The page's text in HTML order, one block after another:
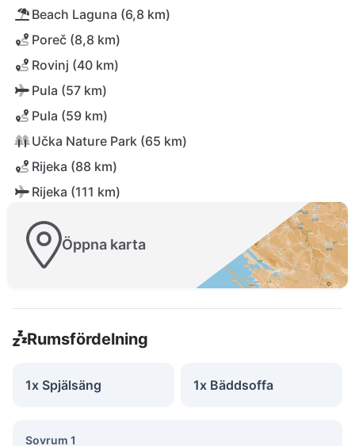
Beach Laguna (6,8 km)
Poreč (8,8 km)
Rovinj (40 km)
Pula (57 km)
Pula (59 km)
Učka Nature Park (65 km)
Rijeka (88 km)
Rijeka (111 km)
Öppna karta
Rumsfördelning
1x Spjälsäng 1x Bäddsoffa
Sovrum 1